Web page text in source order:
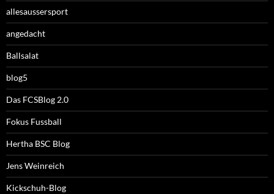
allesaussersport
angedacht
Ballsalat
blog5
Das FCSBlog 2.0
Fokus Fussball
Hertha BSC Blog
Jens Weinreich
Kickschuh-Blog